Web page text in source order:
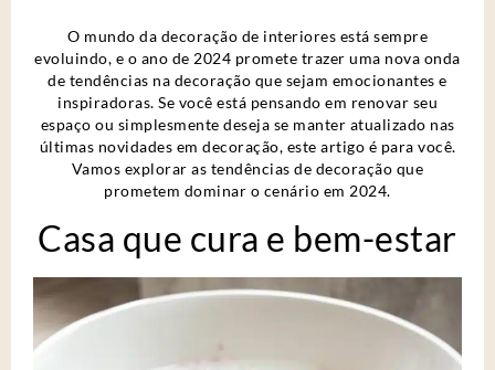
O mundo da decoração de interiores está sempre
evoluindo, e o ano de 2024 promete trazer uma nova onda
de tendências na decoração que sejam emocionantes e
inspiradoras. Se você está pensando em renovar seu
espaço ou simplesmente deseja se manter atualizado nas
últimas novidades em decoração, este artigo é para você.
Vamos explorar as tendências de decoração que
prometem dominar o cenário em 2024.
Casa que cura e bem-estar